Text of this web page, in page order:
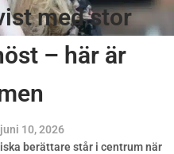
med stor
– här är
juni 10, 2026
berättare står i centrum när